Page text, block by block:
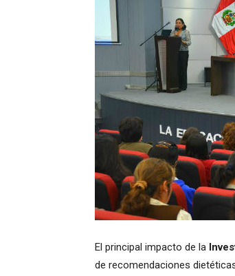
El principal impacto de la
de recomendaciones